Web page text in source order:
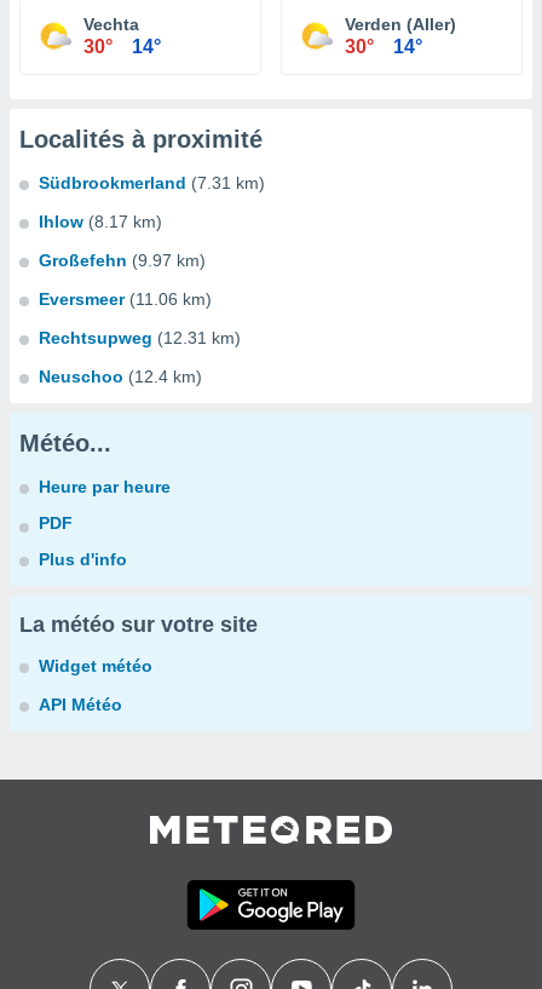
Vechta
30° 14°
Verden (Aller)
30° 14°
Localités à proximité
Südbrookmerland (7.31 km)
Ihlow (8.17 km)
Großefehn (9.97 km)
Eversmeer (11.06 km)
Rechtsupweg (12.31 km)
Neuschoo (12.4 km)
Météo...
Heure par heure
PDF
Plus d'info
La météo sur votre site
Widget météo
API Météo